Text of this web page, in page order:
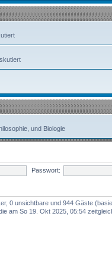
und Biologie
Passwort:
0 unsichtbare und 944 Gäste
am So 19. Okt 2025, 05:54